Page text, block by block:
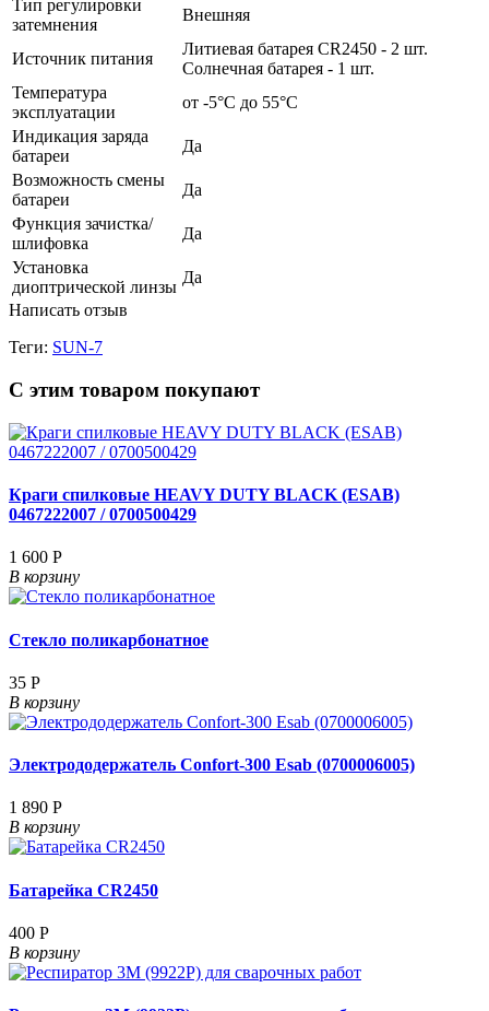
Тип регулировки
затемнения
Внешняя
Источник питания
Литиевая батарея CR2450 - 2 шт.
Солнечная батарея - 1 шт.
Температура
эксплуатации
от -5°С до 55°С
Индикация заряда
батареи
Да
Возможность смены
батареи
Да
Функция зачистка/
шлифовка
Да
Установка
диоптрической линзы
Да
Написать отзыв
Теги: SUN-7
С этим товаром покупают
Краги спилковые HEAVY DUTY BLACK (ESAB)
0467222007 / 0700500429
1 600 Р
В корзину
Стекло поликарбонатное
35 Р
В корзину
Электрододержатель Confort-300 Esab (0700006005)
1 890 Р
В корзину
Батарейка CR2450
400 Р
В корзину